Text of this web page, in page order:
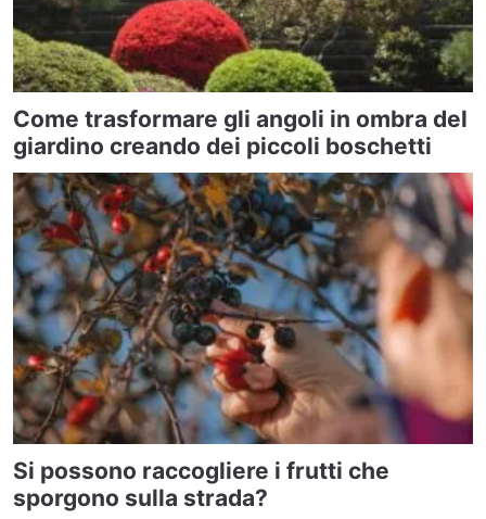
Come trasformare gli angoli in ombra del
giardino creando dei piccoli boschetti
Si possono raccogliere i frutti che
sporgono sulla strada?